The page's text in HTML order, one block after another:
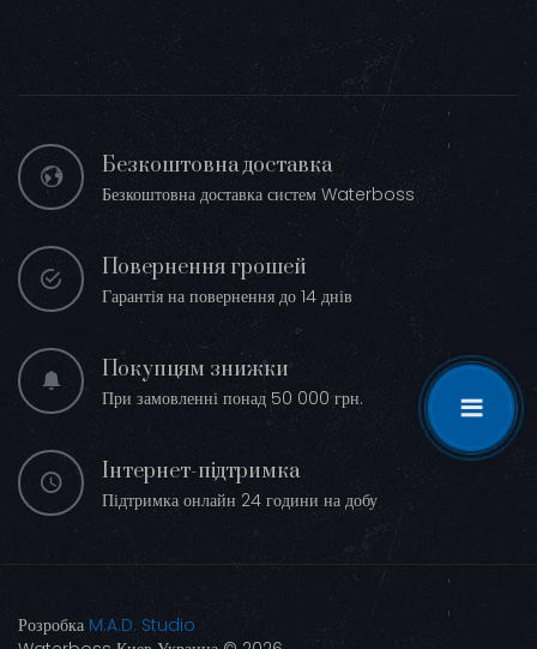
Безкоштовна доставка
Безкоштовна доставка систем Waterboss
Повернення грошей
Гарантія на повернення до 14 днів
Покупцям знижки
При замовленні понад 50 000 грн.
Інтернет-підтримка
Підтримка онлайн 24 години на добу
Розробка M.A.D. Studio